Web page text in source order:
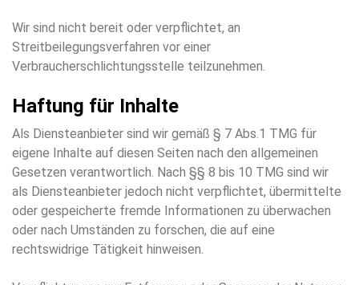
Wir sind nicht bereit oder verpflichtet, an
Streitbeilegungsverfahren vor einer
Verbraucherschlichtungsstelle teilzunehmen.
Haftung für Inhalte
Als Diensteanbieter sind wir gemäß § 7 Abs.1 TMG für
eigene Inhalte auf diesen Seiten nach den allgemeinen
Gesetzen verantwortlich. Nach §§ 8 bis 10 TMG sind wir
als Diensteanbieter jedoch nicht verpflichtet, übermittelte
oder gespeicherte fremde Informationen zu überwachen
oder nach Umständen zu forschen, die auf eine
rechtswidrige Tätigkeit hinweisen.